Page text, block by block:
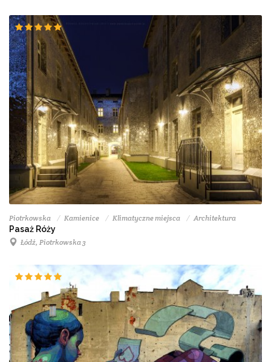
Piotrkowska Kamienice Klimatyczne miejsca Architektura
Pasaż Róży
Łódź, Piotrkowska 3